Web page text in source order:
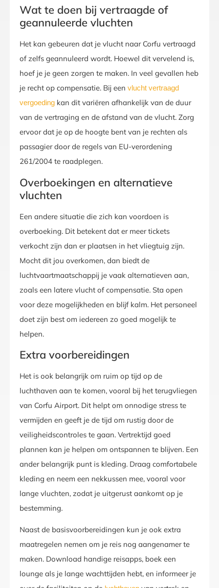
Wat te doen bij vertraagde of
geannuleerde vluchten
Het kan gebeuren dat je vlucht naar Corfu vertraagd
of zelfs geannuleerd wordt. Hoewel dit vervelend is,
hoef je je geen zorgen te maken. In veel gevallen heb
je recht op compensatie. Bij een vlucht vertraagd
vergoeding kan dit variëren afhankelijk van de duur
van de vertraging en de afstand van de vlucht. Zorg
ervoor dat je op de hoogte bent van je rechten als
passagier door de regels van EU-verordening
261/2004 te raadplegen.
Overboekingen en alternatieve
vluchten
Een andere situatie die zich kan voordoen is
overboeking. Dit betekent dat er meer tickets
verkocht zijn dan er plaatsen in het vliegtuig zijn.
Mocht dit jou overkomen, dan biedt de
luchtvaartmaatschappij je vaak alternatieven aan,
zoals een latere vlucht of compensatie. Sta open
voor deze mogelijkheden en blijf kalm. Het personeel
doet zijn best om iedereen zo goed mogelijk te
helpen.
Extra voorbereidingen
Het is ook belangrijk om ruim op tijd op de
luchthaven aan te komen, vooral bij het terugvliegen
van Corfu Airport. Dit helpt om onnodige stress te
vermijden en geeft je de tijd om rustig door de
veiligheidscontroles te gaan. Vertrektijd goed
plannen kan je helpen om ontspannen te blijven. Een
ander belangrijk punt is kleding. Draag comfortabele
kleding en neem een nekkussen mee, vooral voor
lange vluchten, zodat je uitgerust aankomt op je
bestemming.
Naast de basisvoorbereidingen kun je ook extra
maatregelen nemen om je reis nog aangenamer te
maken. Download handige reisapps, boek een
lounge als je lange wachttijden hebt, en informeer je